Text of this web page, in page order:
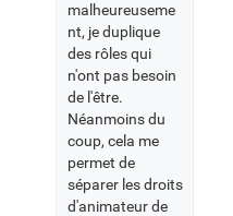
malheureuseme
nt, je duplique
des rôles qui
n'ont pas besoin
de l'être.
Néanmoins du
coup, cela me
permet de
séparer les droits
d'animateur de